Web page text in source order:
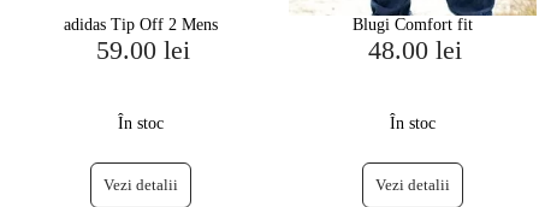
adidas Tip Off 2 Mens
59.00 lei
În stoc
Vezi detalii
Blugi Comfort fit
48.00 lei
În stoc
Vezi detalii